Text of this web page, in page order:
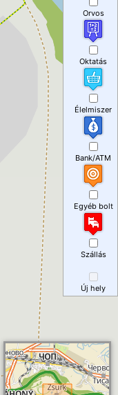
Orvos
Oktatás
Élelmiszer
Bank/ATM
Egyéb bolt
Szállás
Új hely